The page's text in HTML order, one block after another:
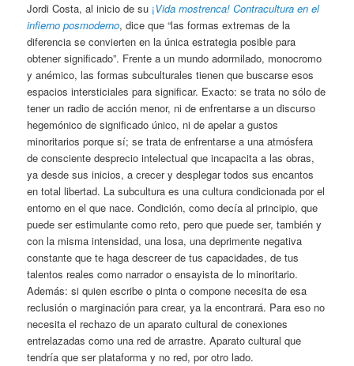
Jordi Costa, al inicio de su ¡Vida mostrenca! Contracultura en el
infierno posmoderno, dice que “las formas extremas de la
diferencia se convierten en la única estrategia posible para
obtener significado”. Frente a un mundo adormilado, monocromo
y anémico, las formas subculturales tienen que buscarse esos
espacios intersticiales para significar. Exacto: se trata no sólo de
tener un radio de acción menor, ni de enfrentarse a un discurso
hegemónico de significado único, ni de apelar a gustos
minoritarios porque sí; se trata de enfrentarse a una atmósfera
de consciente desprecio intelectual que incapacita a las obras,
ya desde sus inicios, a crecer y desplegar todos sus encantos
en total libertad. La subcultura es una cultura condicionada por el
entorno en el que nace. Condición, como decía al principio, que
puede ser estimulante como reto, pero que puede ser, también y
con la misma intensidad, una losa, una deprimente negativa
constante que te haga descreer de tus capacidades, de tus
talentos reales como narrador o ensayista de lo minoritario.
Además: si quien escribe o pinta o compone necesita de esa
reclusión o marginación para crear, ya la encontrará. Para eso no
necesita el rechazo de un aparato cultural de conexiones
entrelazadas como una red de arrastre. Aparato cultural que
tendría que ser plataforma y no red, por otro lado.